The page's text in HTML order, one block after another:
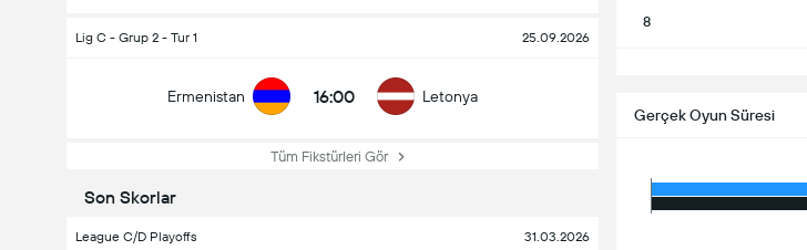
Lig C - Grup 2 - Tur 1 25.09.2026
Ermenistan 16:00 Letonya
Tüm Fikstürleri Gör
Son Skorlar
League C/D Playoffs 31.03.2026
8
Gerçek Oyun Süresi